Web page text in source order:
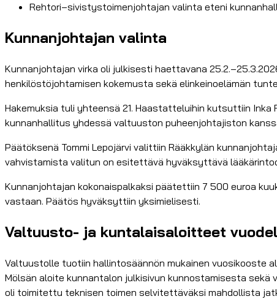
Rehtori–sivistystoimenjohtajan valinta eteni
Kunnanjohtajan valinta
Kunnanjohtajan virka oli julkisesti haettavana
henkilöstöjohtamisen kokemusta sekä elinkeinoelämän
Hakemuksia tuli yhteensä 21. Haastatteluihin kutsuttiin Inka
kunnanhallitus yhdessä valtuuston puheenjohtajiston
Päätöksenä Tommi Lepojärvi valittiin Rääkkylän
vahvistamista valitun on esitettävä hyväksyttävä
Kunnanjohtajan kokonaispalkaksi päätettiin 7 500 euroa
vastaan. Päätös hyväksyttiin yksimielisesti.
Valtuusto- ja kuntalaisaloitteet
Valtuustolle tuotiin hallintosäännön mukainen
Mölsän aloite kunnantalon julkisivun kunnostamisesta
oli toimitettu teknisen toimen selvitettäväksi mahdollista